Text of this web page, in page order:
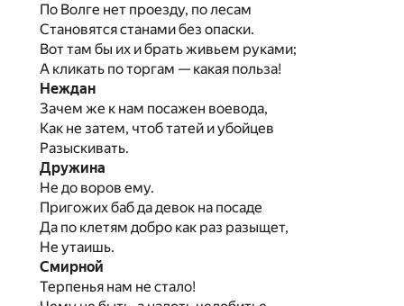
По Волге нет проезду, по лесам
Становятся станами без опаски.
Вот там бы их и брать живьем руками;
А кликать по торгам — какая польза!
Неждан
Зачем же к нам посажен воевода,
Как не затем, чтоб татей и убойцев
Разыскивать.
Дружина
Не до воров ему.
Пригожих баб да девок на посаде
Да по клетям добро как раз разыщет,
Не утаишь.
Смирной
Терпенья нам не стало!